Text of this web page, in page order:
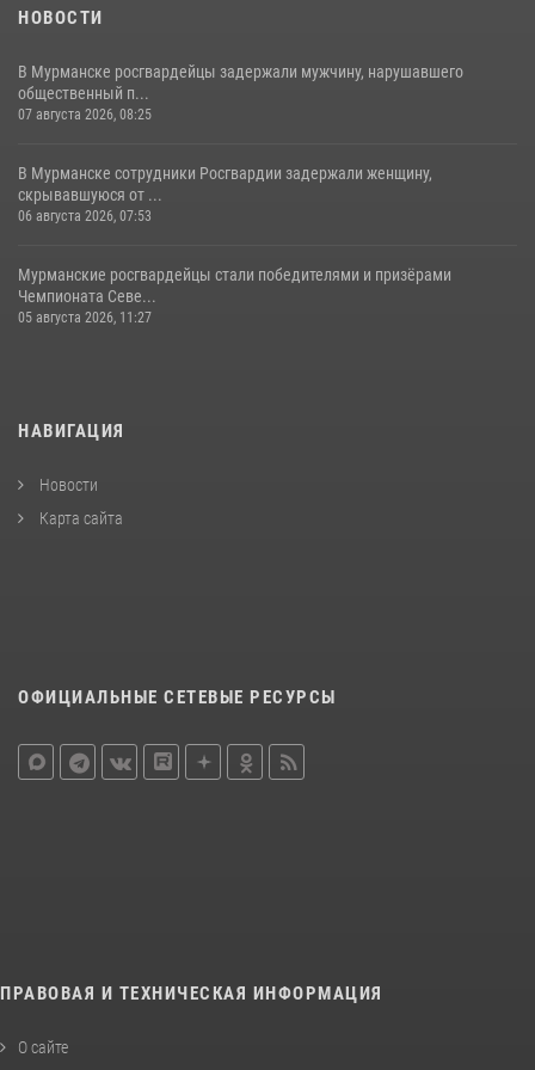
НОВОСТИ
В Мурманске росгвардейцы задержали мужчину, нарушавшего
общественный п...
07 августа 2026, 08:25
В Мурманске сотрудники Росгвардии задержали женщину,
скрывавшуюся от ...
06 августа 2026, 07:53
Мурманские росгвардейцы стали победителями и призёрами
Чемпионата Севе...
05 августа 2026, 11:27
НАВИГАЦИЯ
Новости
Карта сайта
ОФИЦИАЛЬНЫЕ СЕТЕВЫЕ РЕСУРСЫ
ПРАВОВАЯ И ТЕХНИЧЕСКАЯ ИНФОРМАЦИЯ
О сайте